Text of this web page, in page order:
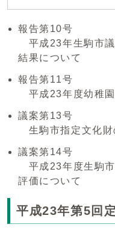
報告第10号
平成23年生駒市
結果について
報告第11号
平成23年度幼稚園
議案第13号
生駒市指定文化財
議案第14号
平成23年度生駒市
評価について
平成23年第5回